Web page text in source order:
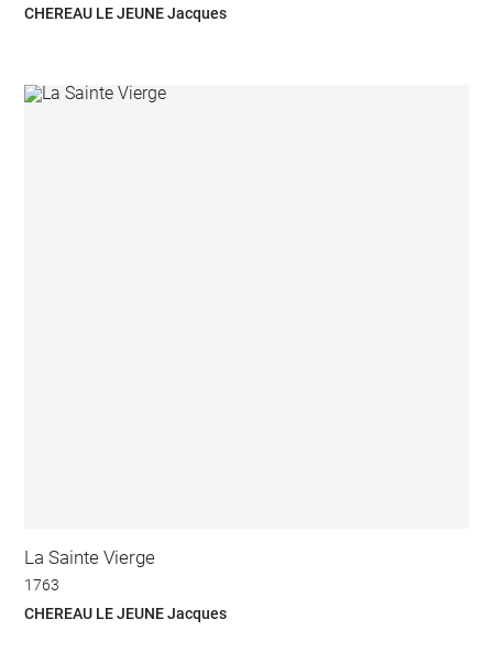
CHEREAU LE JEUNE Jacques
La Sainte Vierge
1763
CHEREAU LE JEUNE Jacques